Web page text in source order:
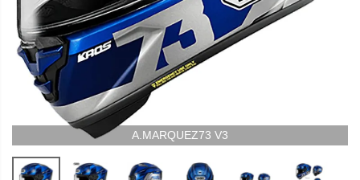
A.MARQUEZ73 V3